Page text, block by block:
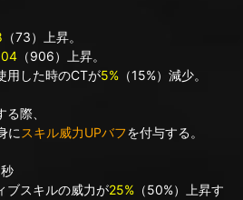
（73）上昇。
（906）上昇。
用した時のCTが5% （15%）減少。
際、
に スキル威力UPバフを付与する。
スキルの威力が25% （50%）上昇す